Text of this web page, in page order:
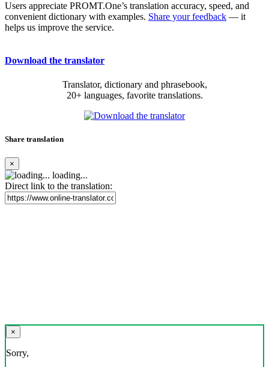
Users appreciate PROMT.One’s translation accuracy, speed, and
convenient dictionary with examples. Share your feedback — it
helps us improve the service.
Download the translator
Translator, dictionary and phrasebook,
20+ languages, favorite translations.
Share translation
×
loading...
Direct link to the translation:
×
Sorry,